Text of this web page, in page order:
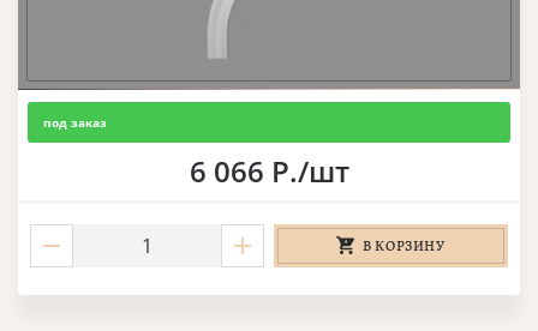
под заказ
6 066 Р./шт
В КОРЗИНУ